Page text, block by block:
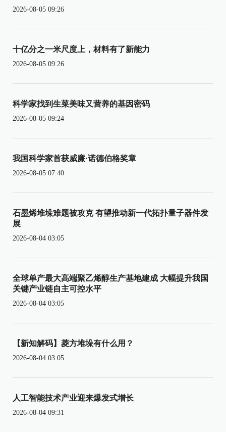
2026-08-05 09:26
十亿分之一米尺度上，材料有了新能力
2026-08-05 09:26
科学家找到生菜美味又营养的基因密码
2026-08-05 09:24
我国科学家首获威廉·诺德伯格奖章
2026-08-05 07:40
石墨烯堆垛难题被攻克 有望推动新一代拓扑量子器件发
展
2026-08-04 03:05
全球单产最大高端聚乙烯醇生产基地建成 大幅提升我国
关键产业链自主可控水平
2026-08-04 03:05
【新知解码】菱方堆垛有什么用？
2026-08-04 03:05
人工智能技术产业迎来爆发式增长
2026-08-04 09:31